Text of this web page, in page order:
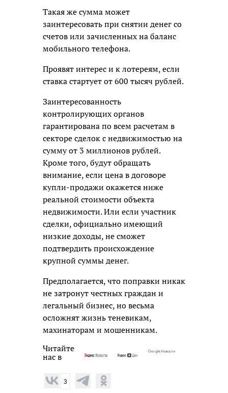
Такая же сумма может
заинтересовать при снятии денег со
счетов или зачисленных на баланс
мобильного телефона.
Проявят интерес и к лотереям, если
ставка стартует от 600 тысяч рублей.
Заинтересованность
контролирующих органов
гарантирована по всем расчетам в
секторе сделок с недвижимостью на
сумму от 3 миллионов рублей.
Кроме того, будут обращать
внимание, если цена в договоре
купли-продажи окажется ниже
реальной стоимости объекта
недвижимости. Или если участник
сделки, официально имеющий
низкие доходы, не сможет
подтвердить происхождение
крупной суммы денег.
Предполагается, что поправки никак
не затронут честных граждан и
легальный бизнес, но весьма
осложнят жизнь теневикам,
махинаторам и мошенникам.
Читайте
нас в
3